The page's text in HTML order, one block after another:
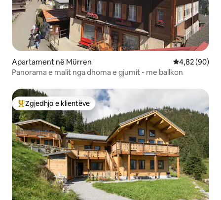
Apartament në Mürren Vlerësimi
4,82 (90)
Panorama e malit nga dhoma e gjumit - me ballkon
Më të mirat e zgjedhjeve të klientëve
Zgjedhja e klientëve